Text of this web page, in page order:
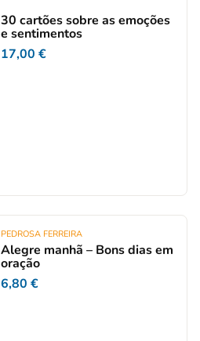
30 cartões sobre as emoções
e sentimentos
17,00 €
PEDROSA FERREIRA
Alegre manhã – Bons dias em
oração
6,80 €